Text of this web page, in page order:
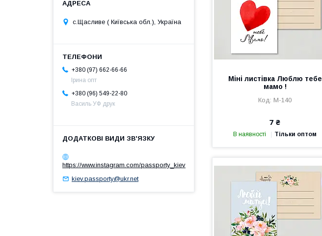
Міні листівка Люблю тебе
мамо !
М-140
7 ₴
В наявності Тільки оптом
с.Щасливе ( Київська обл.), Україна
+380 (97) 662-66-66
Ірина опт
+380 (96) 549-22-80
Василь УФ друк
https://www.instagram.com/passporty_kiev
kiev.passporty@ukr.net